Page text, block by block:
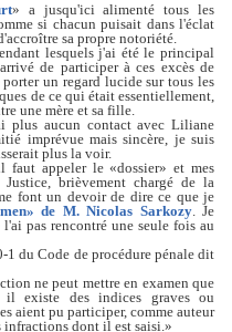
» a jusqu'ici alimenté tous les
si chacun puisait dans l'éclat
sa propre notoriété.
lesquels j'ai été le principal
de participer à ces excès de
un regard lucide sur tous les
de ce qui était essentiellement,
une mère et sa fille.
plus aucun contact avec Liliane
imprévue mais sincère, je suis
plus la voir.
faut appeler le «dossier» et mes
brièvement chargé de la
font un devoir de dire ce que je
de M. Nicolas Sarkozy. Je
pas rencontré une seule fois au
du Code de procédure pénale dit
ne peut mettre en examen que
il existe des indices graves ou
aient pu participer, comme auteur
infractions dont il est saisi.»